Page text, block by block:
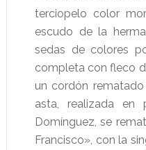
terciopelo color
escudo de la
sedas de colores
completa con fleco
un cordón
asta, realizada
Domínguez, se
Francisco», con la